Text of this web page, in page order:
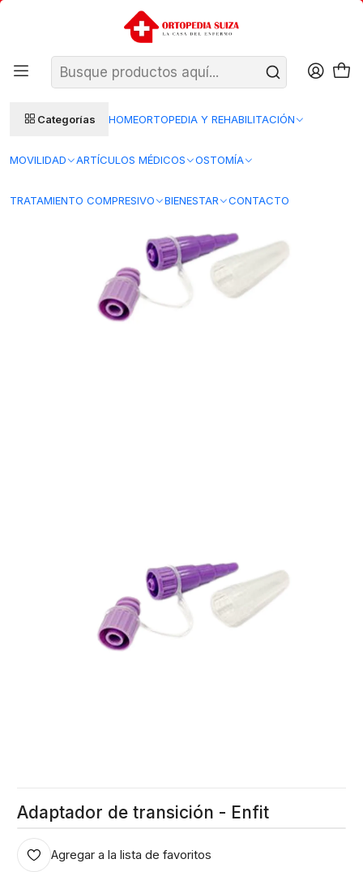
Categorías HOMEORTOPEDIA Y REHABILITACIÓN
MOVILIDAD ARTÍCULOS MÉDICOS OSTOMÍA
TRATAMIENTO COMPRESIVO BIENESTAR CONTACTO
SANTIAGO: ENTREGA AL DÍA HÁBIL SIGUIENTE (L–V)
REGIONES 48–72 HORAS HÁBILES
Insumos Medicos Insumos clinicos desechables
Adaptador de transición - Enfit
Adaptador de transición - Enfit
Agregar a la lista de favoritos